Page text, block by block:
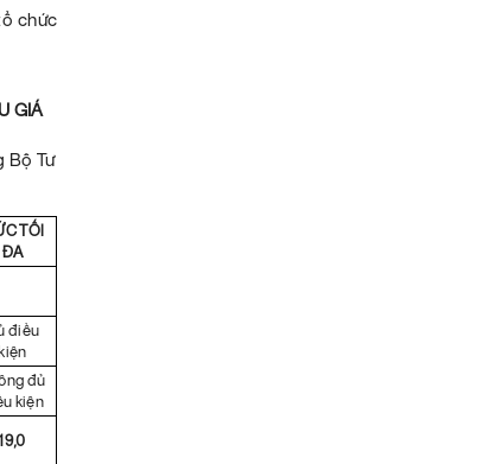
chức
GIÁ
Bộ Tư
TỐI
ĐA
điều
đủ
kiện
19,0